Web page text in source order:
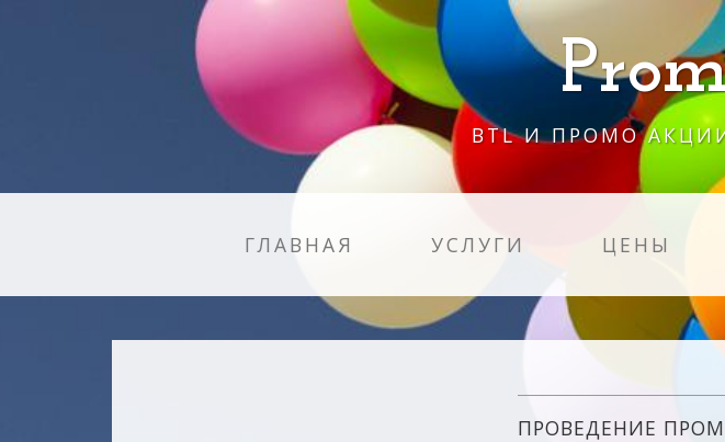
BTL И ПРОМО
ГЛАВНАЯ УСЛУГИ ЦЕНЫ
ПРОВЕДЕНИЕ